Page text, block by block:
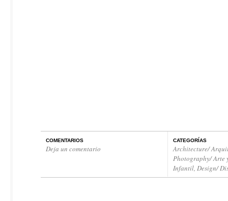
COMENTARIOS
Deja un comentario
CATEGORÍAS
Architecture/
Photography/ Arte
Infantil, Design/